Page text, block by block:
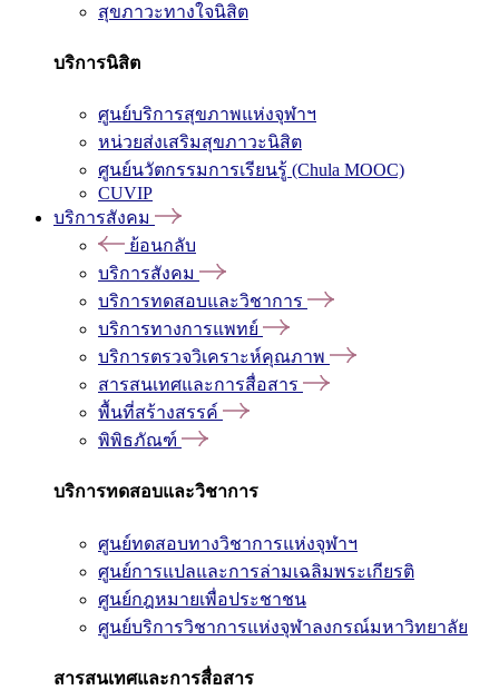
สุขภาวะทางใจนิสิต
บริการนิสิต
ศูนย์บริการสุขภาพแห่งจุฬาฯ
หน่วยส่งเสริมสุขภาวะนิสิต
ศูนย์นวัตกรรมการเรียนรู้ (Chula MOOC)
CUVIP
บริการสังคม
ย้อนกลับ
บริการสังคม
บริการทดสอบและวิชาการ
บริการทางการแพทย์
บริการตรวจวิเคราะห์คุณภาพ
สารสนเทศและการสื่อสาร
พื้นที่สร้างสรรค์
พิพิธภัณฑ์
บริการทดสอบและวิชาการ
ศูนย์ทดสอบทางวิชาการแห่งจุฬาฯ
ศูนย์การแปลและการล่ามเฉลิมพระเกียรติ
ศูนย์กฎหมายเพื่อประชาชน
ศูนย์บริการวิชาการแห่งจุฬาลงกรณ์มหาวิทยาลัย
สารสนเทศและการสื่อสาร